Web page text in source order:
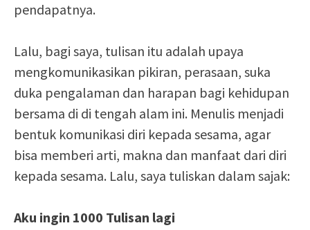
pendapatnya.
Lalu, bagi saya, tulisan itu adalah upaya
mengkomunikasikan pikiran, perasaan, suka
duka pengalaman dan harapan bagi kehidupan
bersama di di tengah alam ini. Menulis menjadi
bentuk komunikasi diri kepada sesama, agar
bisa memberi arti, makna dan manfaat dari diri
kepada sesama. Lalu, saya tuliskan dalam sajak:
Aku ingin 1000 Tulisan lagi